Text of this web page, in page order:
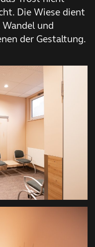
Die Wiese dient
und
der Gestaltung.